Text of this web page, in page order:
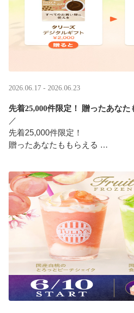
2026.06.17 - 2026.06.23
先着25,000件限定！​ 贈ったあなた
／ ​
先着25,000件限定！​
贈ったあなたももらえる ​
LINEギフト限定！タリーズデジ
ると、自分も500円分のデジタル
ペーンがスタ ···